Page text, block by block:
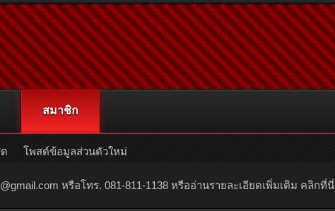
หรือโทร. 081-811-1138 หรืออ่านรายละเอียดเพิ่มเติม คลิกที่นี่
สมาชิก
โพสต์ข้อมูลส่วนตัวใหม่